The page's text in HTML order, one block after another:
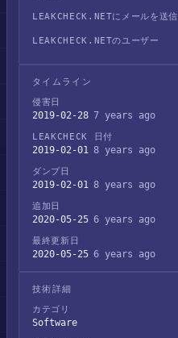
LEAKCHECK.NETにメールを送信
LEAKCHECK.NETのユーザー
タイムライン
侵害日
2019-02-28 7 years ago
LEAKCHECK 日付
2019-02-01 8 years ago
ダンプ日
2019-02-01 8 years ago
追加日
2020-05-25 6 years ago
最終更新日
2020-05-25 6 years ago
技術詳細
カテゴリ
Software